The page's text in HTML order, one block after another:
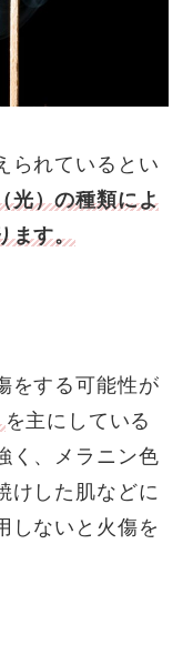
られているとい
光）の種類によ
ます。
をする可能性が
を主にしている
く、メラニン色
けした肌などに
しないと火傷を